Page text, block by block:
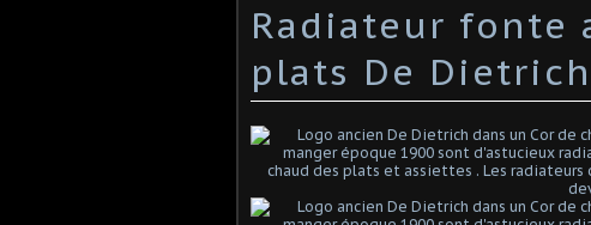
Radiateur fonte
plats De